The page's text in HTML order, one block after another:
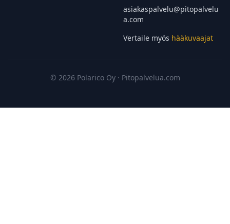
asiakaspalvelu@pitopalvelu
a.com
Vertaile myös hääkuvaajat
© 2026 Polarico Oy · Pitopalvelua.com